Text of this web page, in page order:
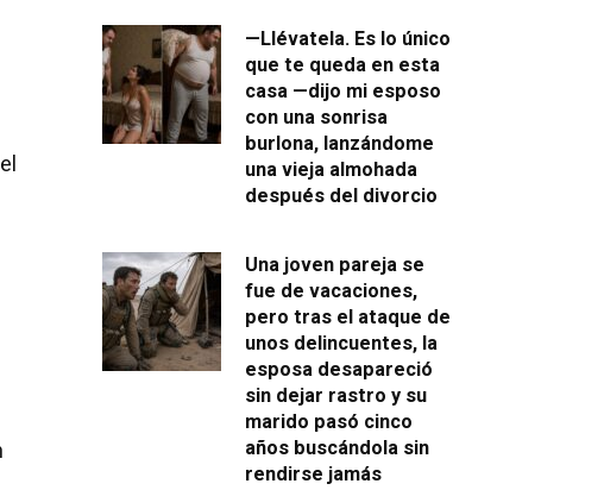
—Llévatela. Es lo único
que te queda en esta
casa —dijo mi esposo
con una sonrisa
burlona, lanzándome
una vieja almohada
después del divorcio
Una joven pareja se
fue de vacaciones,
pero tras el ataque de
unos delincuentes, la
esposa desapareció
sin dejar rastro y su
marido pasó cinco
años buscándola sin
rendirse jamás